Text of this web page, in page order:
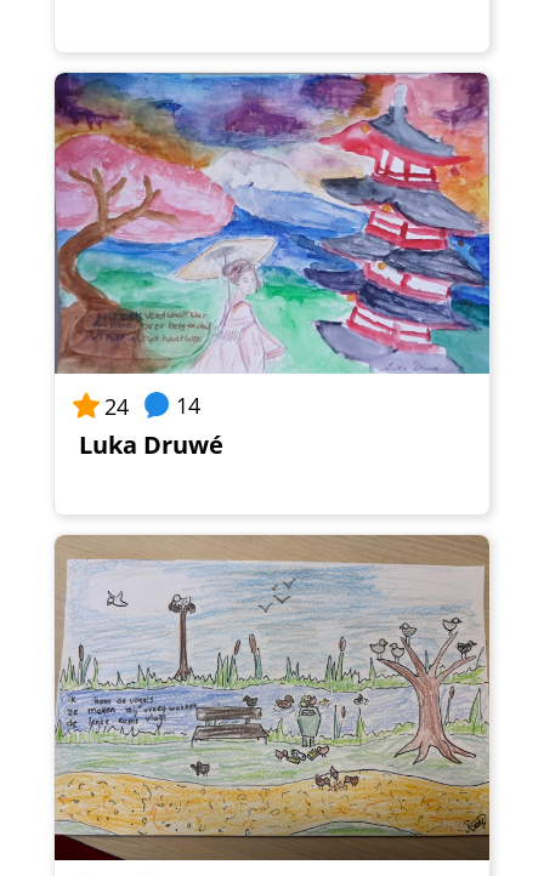
24 14
Luka Druwé